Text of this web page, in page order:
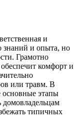
и
знаний и опыта, но
Грамотно
комфорт и
или травм. В
основные этапы
типичных